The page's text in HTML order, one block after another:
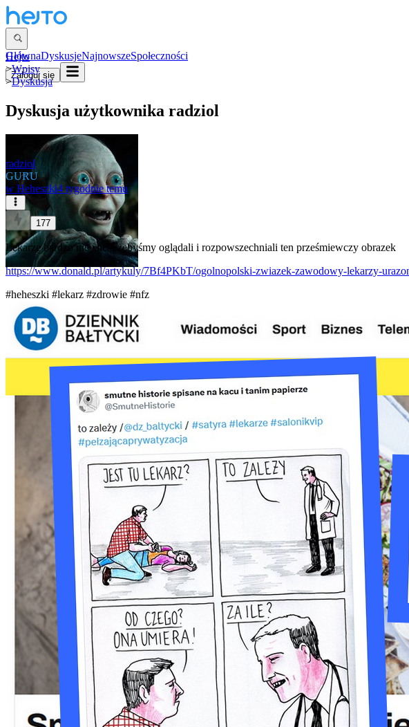
GłównaDyskusjeNajnowszeSpołeczności
Zaloguj się
Hejto
>Wpisy
>Dyskusja
Dyskusja użytkownika radziol
radziol
GURU
w Heheszki4 tygodnie temu
177
Lekarze bardzo nie chcą, żebyśmy oglądali i rozpowszechniali ten prześmiewczy obrazek
https://www.donald.pl/artykuly/7Bf4PKbT/ogolnopolski-zwiazek-zawodowy-lekarzy-
#heheszki #lekarz #zdrowie #nfz